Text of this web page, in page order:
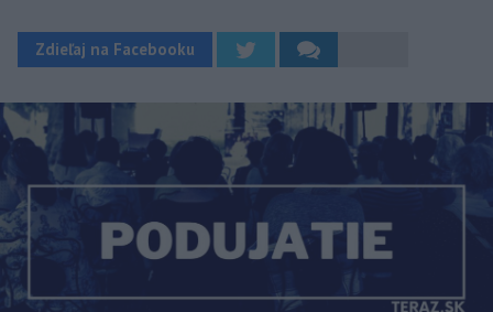
Zdieľaj na Facebooku